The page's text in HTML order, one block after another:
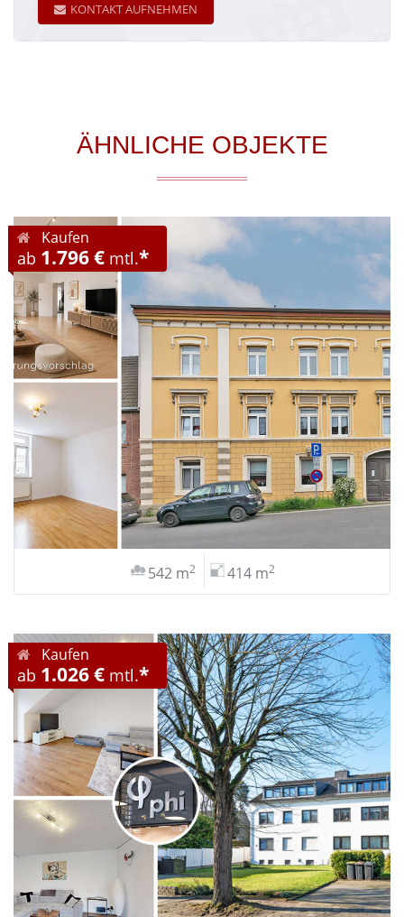
KONTAKT AUFNEHMEN
ÄHNLICHE OBJEKTE
Kaufen
ab 1.796 € mtl.*
542 m2 414 m2
Kaufen
ab 1.026 € mtl.*